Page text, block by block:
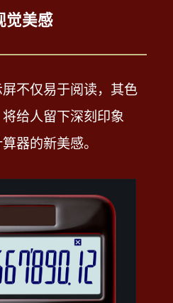
深的满足感
觉美感
不仅易于阅读，其色
给人留下深刻印象
算器的新美感。